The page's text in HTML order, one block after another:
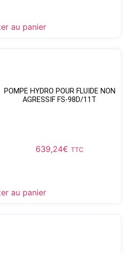
au panier
POMPE HYDRO POUR FLUIDE NON
AGRESSIF FS-98D/11T
639,24€ TTC
au panier